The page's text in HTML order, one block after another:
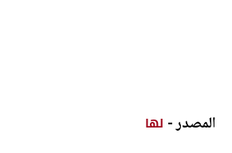
المصدر - لها